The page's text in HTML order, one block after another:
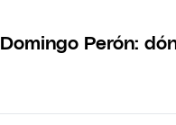
Perón: